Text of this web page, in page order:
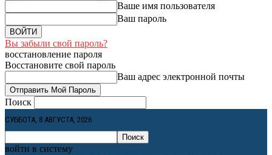
Ваше имя пользователя
Ваш пароль
Вы забыли свой пароль?
восстановление пароля
Восстановите свой пароль
Ваш адрес электронной почты
Поиск
СУББОТА, 8 АВГУСТА, 2026
войти в систему